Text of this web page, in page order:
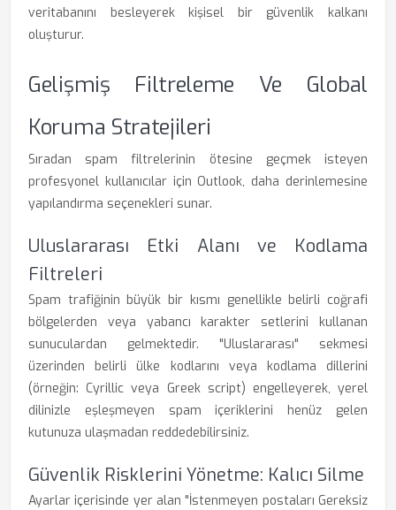
veritabanını besleyerek kişisel bir güvenlik kalkanı
oluşturur.
Gelişmiş Filtreleme Ve Global
Koruma Stratejileri
Sıradan spam filtrelerinin ötesine geçmek isteyen
profesyonel kullanıcılar için Outlook, daha derinlemesine
yapılandırma seçenekleri sunar.
Uluslararası Etki Alanı ve Kodlama
Filtreleri
Spam trafiğinin büyük bir kısmı genellikle belirli coğrafi
bölgelerden veya yabancı karakter setlerini kullanan
sunuculardan gelmektedir. "Uluslararası" sekmesi
üzerinden belirli ülke kodlarını veya kodlama dillerini
(örneğin: Cyrillic veya Greek script) engelleyerek, yerel
dilinizle eşleşmeyen spam içeriklerini henüz gelen
kutunuza ulaşmadan reddedebilirsiniz.
Güvenlik Risklerini Yönetme: Kalıcı Silme
Ayarlar içerisinde yer alan "İstenmeyen postaları Gereksiz